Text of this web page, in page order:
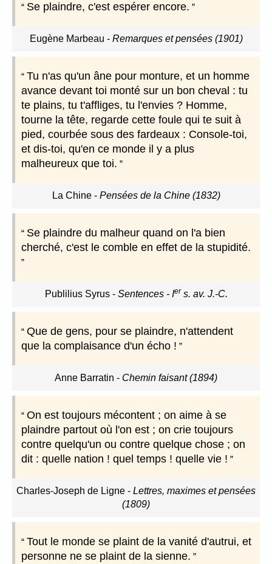
Se plaindre, c'est espérer encore.
Eugène Marbeau - Remarques et pensées (1901)
Tu n'as qu'un âne pour monture, et un homme
avance devant toi monté sur un bon cheval : tu
te plains, tu t'affliges, tu l'envies ? Homme,
tourne la tête, regarde cette foule qui te suit à
pied, courbée sous des fardeaux : Console-toi,
et dis-toi, qu'en ce monde il y a plus
malheureux que toi.
La Chine- Pensées de la Chine (1832)
Se plaindre du malheur quand on l'a bien
cherché, c'est le comble en effet de la stupidité.
Publilius Syrus- Sentences - Ier s. av. J.-C.
Que de gens, pour se plaindre, n'attendent
que la complaisance d'un écho !
Anne Barratin - Chemin faisant (1894)
On est toujours mécontent ; on aime à se
plaindre partout où l'on est ; on crie toujours
contre quelqu'un ou contre quelque chose ; on
dit : quelle nation ! quel temps ! quelle vie !
Charles-Joseph de Ligne - Lettres, maximes et pensées
(1809)
Tout le monde se plaint de la vanité d'autrui, et
personne ne se plaint de la sienne.